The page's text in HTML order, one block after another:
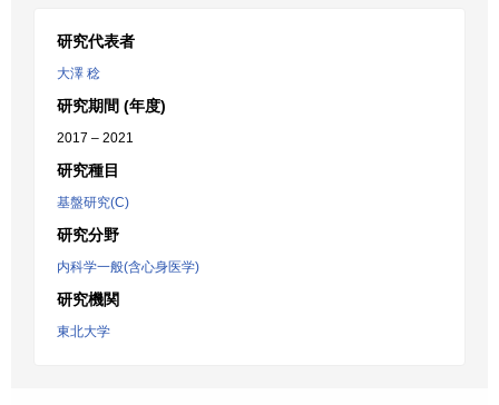
研究代表者
大澤 稔
研究期間 (年度)
2017 – 2021
研究種目
基盤研究(C)
研究分野
内科学一般(含心身医学)
研究機関
東北大学